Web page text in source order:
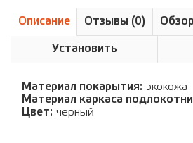
Описание Отзывы (0)
Установить
Материал покарытия: экокожа
Материал каркаса
Цвет: черный